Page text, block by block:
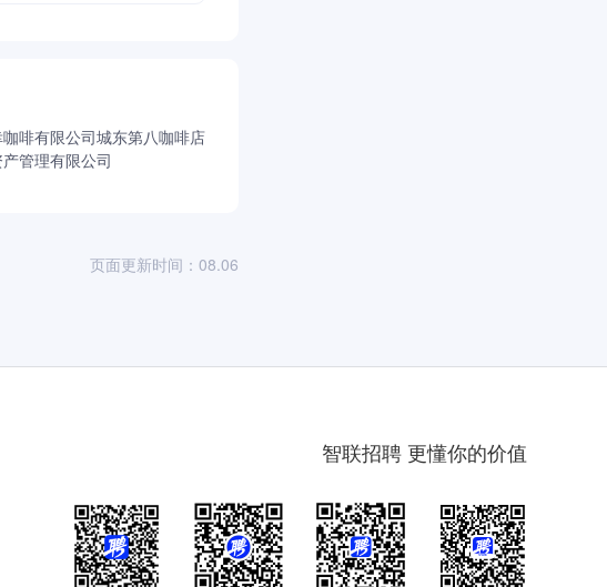
啡有限公司城东第八咖啡店
管理有限公司
页面更新时间：08.06
智联招聘 更懂你的价值